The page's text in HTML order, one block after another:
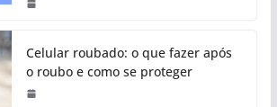
Celular roubado: o que fazer após
o roubo e como se proteger